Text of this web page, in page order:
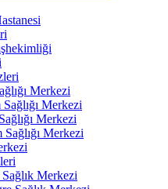
Merkezi
Merkezi
Merkezi
Merkezi
Merkezi